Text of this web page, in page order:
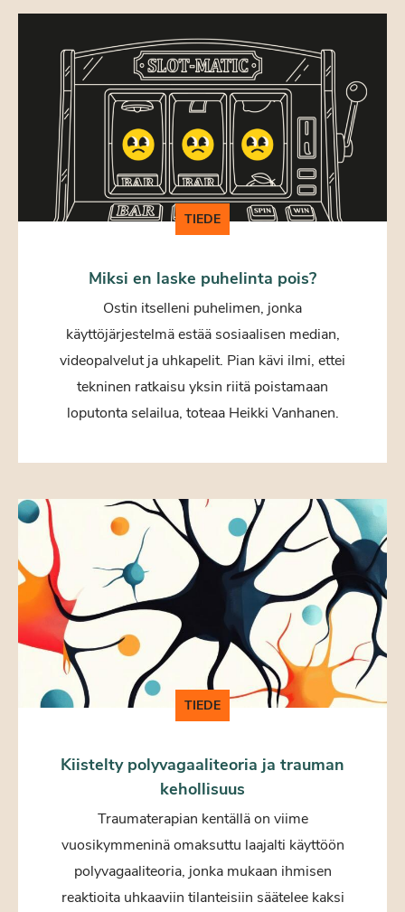
TIEDE
Miksi en laske puhelinta pois?
Ostin itselleni puhelimen, jonka
käyttöjärjestelmä estää sosiaalisen median,
videopalvelut ja uhkapelit. Pian kävi ilmi, ettei
tekninen ratkaisu yksin riitä poistamaan
loputonta selailua, toteaa Heikki Vanhanen.
TIEDE
Kiistelty polyvagaaliteoria ja trauman
kehollisuus
Traumaterapian kentällä on viime
vuosikymmeninä omaksuttu laajalti käyttöön
polyvagaaliteoria, jonka mukaan ihmisen
reaktioita uhkaaviin tilanteisiin säätelee kaksi